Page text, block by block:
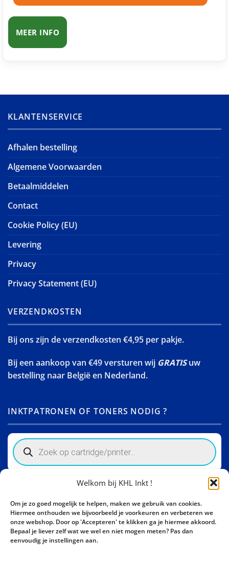
Welkom bij KHL Inkt !
Om je zo goed mogelijk te helpen, maken we gebruik van cookies.
Hiermee onthouden we bijvoorbeeld je voorkeuren en verbeteren we
onze webshop. Door op 'Accepteren' te klikken ga je hiermee akkoord.
Bepaal je liever zelf wat we wel en niet mogen meten? Pas dan
eenvoudig je instellingen aan.
MEER INFO
KLANTENSERVICE
Afhalen bestelling
Algemene Voorwaarden
Betaalmiddelen
Contact
Cookie Policy (EU)
Levering
Privacy
Privacy Statement (EU)
VERZENDKOSTEN
Bij ons zijn de verzendkosten €4,95 per pakje.
Bij een aankoop van €49 versturen wij GRATISuw
bestelling naar België en Nederland.
INKTPATRONEN OF TONERS NODIG ?
Products
search
Activity Invest BV - KHL, Kempische Steenweg 274
3500 Hasselt - België BE0862447190
Bel ons nu:+32 11 261499